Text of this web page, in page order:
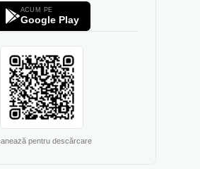
ACUM PE
Google Play
pentru descărcare